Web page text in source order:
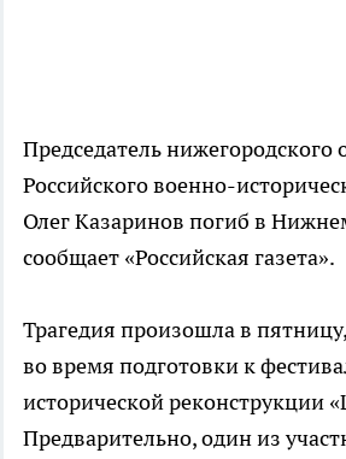
Председатель нижегородского
Российского военно-
Олег Казаринов погиб в
сообщает «Российская газета».
Трагедия произошла в
во время подготовки к
исторической реконструкции
Предварительно, один из